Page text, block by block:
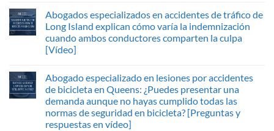
Abogados especializados en accidentes de tráfico de
Long Island explican cómo varía la indemnización
cuando ambos conductores comparten la culpa
[Vídeo]
Abogado especializado en lesiones por accidentes
de bicicleta en Queens: ¿Puedes presentar una
demanda aunque no hayas cumplido todas las
normas de seguridad en bicicleta? [Preguntas y
respuestas en vídeo]